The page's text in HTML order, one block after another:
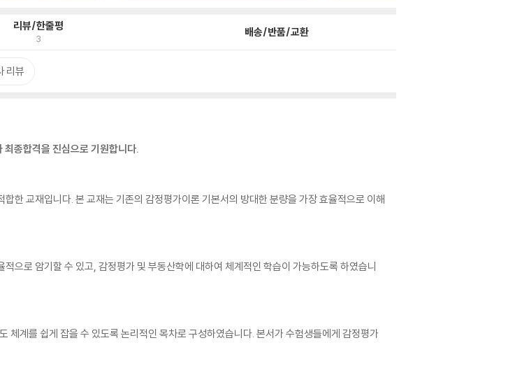
리뷰/한줄평
3 배송/반품/교환
리뷰
종합격을 진심으로 기원합니다.
한 교재입니다. 본 교재는 기존의 감정평가이론 기본서의 방대한 분량을 가장 효율적으로 이해
으로 암기할 수 있고, 감정평가 및 부동산학에 대하여 체계적인 학습이 가능하도록 하였습니
체계를 쉽게 잡을 수 있도록 논리적인 목차로 구성하였습니다. 본서가 수험생들에게 감정평가